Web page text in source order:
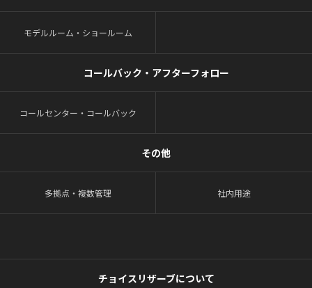
モデルルーム・ショールーム
コールバック・アフターフォロー
コールセンター・コールバック
その他
多拠点・複数管理 社内用途
チョイスリザーブについて